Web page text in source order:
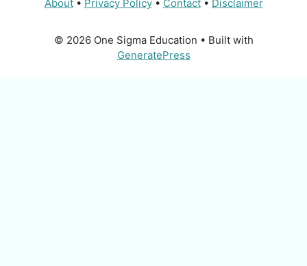
About• Privacy Policy• Contact• Disclaimer
© 2026 One Sigma Education • Built with
GeneratePress